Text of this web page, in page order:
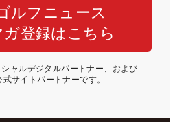
ルフニュース
ガ登録はこちら
ャルデジタルパートナー、および
式サイトパートナーです。